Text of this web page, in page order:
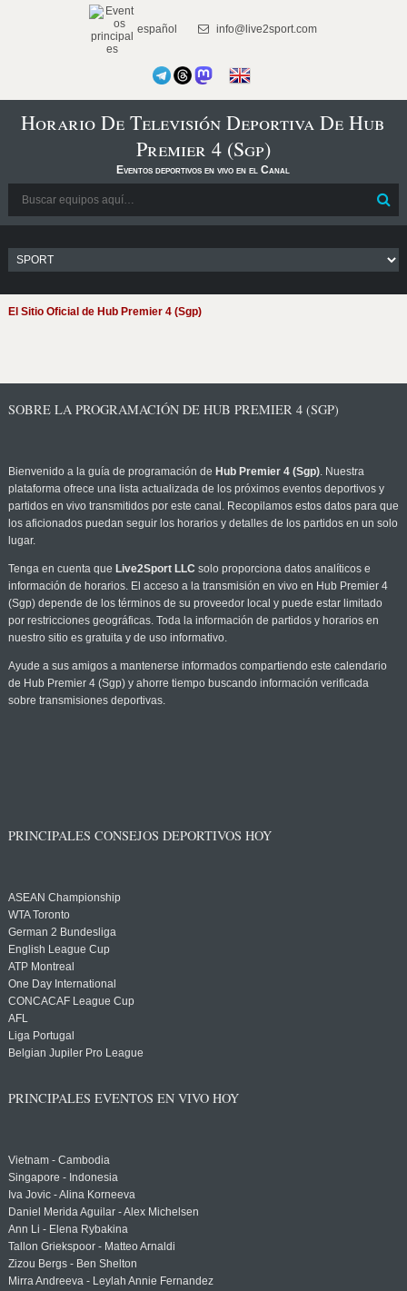
español info@live2sport.com
Horario De Televisión Deportiva De Hub
Premier 4 (Sgp)
Eventos deportivos en vivo en el Canal
El Sitio Oficial de Hub Premier 4 (Sgp)
SOBRE LA PROGRAMACIÓN DE HUB PREMIER 4 (SGP)
Bienvenido a la guía de programación de Hub Premier 4 (Sgp). Nuestra
plataforma ofrece una lista actualizada de los próximos eventos deportivos y
partidos en vivo transmitidos por este canal. Recopilamos estos datos para que
los aficionados puedan seguir los horarios y detalles de los partidos en un solo
lugar.
Tenga en cuenta que Live2Sport LLC solo proporciona datos analíticos e
información de horarios. El acceso a la transmisión en vivo en Hub Premier 4
(Sgp) depende de los términos de su proveedor local y puede estar limitado
por restricciones geográficas. Toda la información de partidos y horarios en
nuestro sitio es gratuita y de uso informativo.
Ayude a sus amigos a mantenerse informados compartiendo este calendario
de Hub Premier 4 (Sgp) y ahorre tiempo buscando información verificada
sobre transmisiones deportivas.
PRINCIPALES CONSEJOS DEPORTIVOS HOY
ASEAN Championship
WTA Toronto
German 2 Bundesliga
English League Cup
ATP Montreal
One Day International
CONCACAF League Cup
AFL
Liga Portugal
Belgian Jupiler Pro League
PRINCIPALES EVENTOS EN VIVO HOY
Vietnam - Cambodia
Singapore - Indonesia
Iva Jovic - Alina Korneeva
Daniel Merida Aguilar - Alex Michelsen
Ann Li - Elena Rybakina
Tallon Griekspoor - Matteo Arnaldi
Zizou Bergs - Ben Shelton
Mirra Andreeva - Leylah Annie Fernandez